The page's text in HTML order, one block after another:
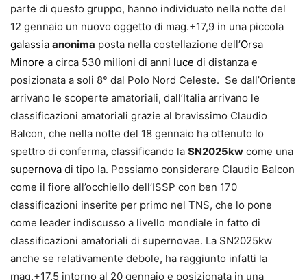
parte di questo gruppo, hanno individuato nella notte del
12 gennaio un nuovo oggetto di mag.+17,9 in una piccola
galassia anonima posta nella costellazione dell’Orsa
Minore a circa 530 milioni di anni luce di distanza e
posizionata a soli 8° dal Polo Nord Celeste. Se dall’Oriente
arrivano le scoperte amatoriali, dall’Italia arrivano le
classificazioni amatoriali grazie al bravissimo Claudio
Balcon, che nella notte del 18 gennaio ha ottenuto lo
spettro di conferma, classificando la SN2025kw come una
supernova di tipo Ia. Possiamo considerare Claudio Balcon
come il fiore all’occhiello dell’ISSP con ben 170
classificazioni inserite per primo nel TNS, che lo pone
come leader indiscusso a livello mondiale in fatto di
classificazioni amatoriali di supernovae. La SN2025kw
anche se relativamente debole, ha raggiunto infatti la
mag.+17,5 intorno al 20 gennaio e posizionata in una